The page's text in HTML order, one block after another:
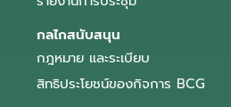
กลไกสนับสนุน
กฎหมาย และระเบียบ
สิทธิประโยชน์ของกิจการ BCG